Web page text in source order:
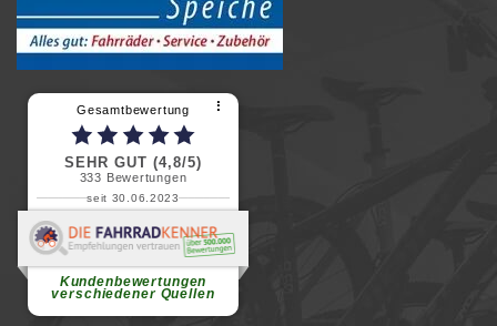
Gesamtbewertung ⠇
SEHR GUT (4,8/5)
333 Bewertungen
seit 30.06.2023
Kundenbewertungen
verschiedener Quellen
Renate H.
Vielen Dank für ein herzliches